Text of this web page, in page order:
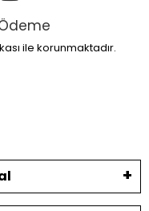
ile korunmaktadır.